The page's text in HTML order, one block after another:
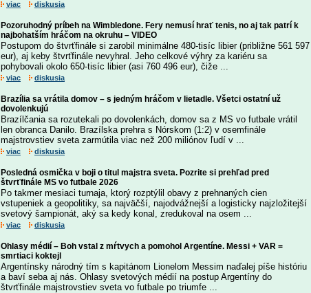
viac diskusia
Pozoruhodný príbeh na Wimbledone. Fery nemusí hrať tenis, no aj tak patrí k
najbohatším hráčom na okruhu – VIDEO
Postupom do štvrťfinále si zarobil minimálne 480-tisíc libier (približne 561 597
eur), aj keby štvrťfinále nevyhral. Jeho celkové výhry za kariéru sa
pohybovali okolo 650-tisíc libier (asi 760 496 eur), čiže ...
viac diskusia
Brazília sa vrátila domov – s jedným hráčom v lietadle. Všetci ostatní už
dovolenkujú
Brazílčania sa rozutekali po dovolenkách, domov sa z MS vo futbale vrátil
len obranca Danilo. Brazílska prehra s Nórskom (1:2) v osemfinále
majstrovstiev sveta zarmútila viac než 200 miliónov ľudí v ...
viac diskusia
Posledná osmička v boji o titul majstra sveta. Pozrite si prehľad pred
štvrťfinále MS vo futbale 2026
Po takmer mesiaci turnaja, ktorý rozptýlil obavy z prehnaných cien
vstupeniek a geopolitiky, sa najväčší, najodvážnejší a logisticky najzložitejší
svetový šampionát, aký sa kedy konal, zredukoval na osem ...
viac diskusia
Ohlasy médií – Boh vstal z mŕtvych a pomohol Argentíne. Messi + VAR =
smrtiaci koktejl
Argentínsky národný tím s kapitánom Lionelom Messim naďalej píše históriu
a baví seba aj nás. Ohlasy svetových médií na postup Argentíny do
štvrťfinále majstrovstiev sveta vo futbale po triumfe ...